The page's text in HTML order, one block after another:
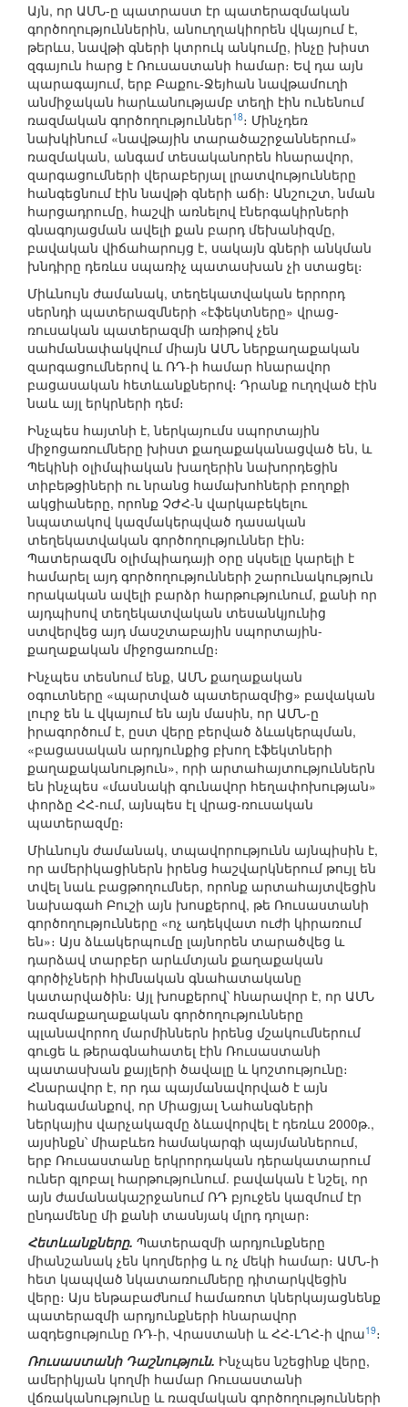
Այն, որ ԱՄՆ-ը պատրաստ էր պատերազմական
գործողություններին, անուղղակիորեն վկայում է,
թերևս, նավթի գների կտրուկ անկումը, ինչը խիստ
զգայուն հարց է Ռուսաստանի համար։ Եվ դա այն
պարագայում, երբ Բաքու-Ջեյհան նավթամուղի
անմիջական հարևանությամբ տեղի էին ունենում
ռազմական գործողություններ18։ Մինչդեռ
նախկինում «նավթային տարածաշրջաններում»
ռազմական, անգամ տեսականորեն հնարավոր,
զարգացումների վերաբերյալ լրատվությունները
հանգեցնում էին նավթի գների աճի։ Անշուշտ, նման
հարցադրումը, հաշվի առնելով էներգակիրների
գնագոյացման ավելի քան բարդ մեխանիզմը,
բավական վիճահարույց է, սակայն գների անկման
խնդիրը դեռևս սպառիչ պատասխան չի ստացել։
Միևնույն ժամանակ, տեղեկատվական երրորդ
սերնդի պատերազմների «էֆեկտները» վրաց-
ռուսական պատերազմի առիթով չեն
սահմանափակվում միայն ԱՄՆ ներքաղաքական
զարգացումներով և ՌԴ-ի համար հնարավոր
բացասական հետևանքներով։ Դրանք ուղղված էին
նաև այլ երկրների դեմ։
Ինչպես հայտնի է, ներկայումս սպորտային
միջոցառումները խիստ քաղաքականացված են, և
Պեկինի օլիմպիական խաղերին նախորդեցին
տիբեթցիների ու նրանց համախոհների բողոքի
ակցիաները, որոնք ՉԺՀ-ն վարկաբեկելու
նպատակով կազմակերպված դասական
տեղեկատվական գործողություններ էին։
Պատերազմն օլիմպիադայի օրը սկսելը կարելի է
համարել այդ գործողությունների շարունակություն
որակական ավելի բարձր հարթությունում, քանի որ
այդպիսով տեղեկատվական տեսանկյունից
ստվերվեց այդ մասշտաբային սպորտային-
քաղաքական միջոցառումը։
Ինչպես տեսնում ենք, ԱՄՆ քաղաքական
օգուտները «պարտված պատերազմից» բավական
լուրջ են և վկայում են այն մասին, որ ԱՄՆ-ը
իրագործում է, ըստ վերը բերված ձևակերպման,
«բացասական արդյունքից բխող էֆեկտների
քաղաքականություն», որի արտահայտություններն
են ինչպես «մասնակի գունավոր հեղափոխության»
փորձը ՀՀ-ում, այնպես էլ վրաց-ռուսական
պատերազմը։
Միևնույն ժամանակ, տպավորությունն այնպիսին է,
որ ամերիկացիներն իրենց հաշվարկներում թույլ են
տվել նաև բացթողումներ, որոնք արտահայտվեցին
նախագահ Բուշի այն խոսքերով, թե Ռուսաստանի
գործողությունները «ոչ ադեկվատ ուժի կիրառում
են»։ Այս ձևակերպումը լայնորեն տարածվեց և
դարձավ տարբեր արևմտյան քաղաքական
գործիչների հիմնական գնահատականը
կատարվածին։ Այլ խոսքերով՝ հնարավոր է, որ ԱՄՆ
ռազմաքաղաքական գործողությունները
պլանավորող մարմիններն իրենց մշակումներում
գուցե և թերագնահատել էին Ռուսաստանի
պատասխան քայլերի ծավալը և կոշտությունը։
Հնարավոր է, որ դա պայմանավորված է այն
հանգամանքով, որ Միացյալ Նահանգների
ներկայիս վարչակազմը ձևավորվել է դեռևս 2000թ.,
այսինքն՝ միաբևեռ համակարգի պայմաններում,
երբ Ռուսաստանը երկրորդական դերակատարում
ուներ գլոբալ հարթությունում. բավական է նշել, որ
այն ժամանակաշրջանում ՌԴ բյուջեն կազմում էր
ընդամենը մի քանի տասնյակ մլրդ դոլար։
Հետևանքները. Պատերազմի արդյունքները
միանշանակ չեն կողմերից և ոչ մեկի համար։ ԱՄՆ-ի
հետ կապված նկատառումները դիտարկվեցին
վերը։ Այս ենթաբաժնում համառոտ կներկայացնենք
պատերազմի արդյունքների հնարավոր
ազդեցությունը ՌԴ-ի, Վրաստանի և ՀՀ-ԼՂՀ-ի վրա19։
Ռուսաստանի Դաշնություն. Ինչպես նշեցինք վերը,
ամերիկյան կողմի համար Ռուսաստանի
վճռականությունը և ռազմական գործողությունների